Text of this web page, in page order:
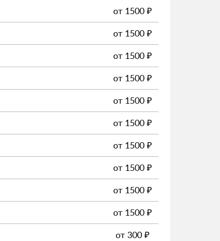
от 1500 ₽
от 1500 ₽
от 1500 ₽
от 1500 ₽
от 1500 ₽
от 1500 ₽
от 1500 ₽
от 1500 ₽
от 1500 ₽
от 1500 ₽
от 300 ₽